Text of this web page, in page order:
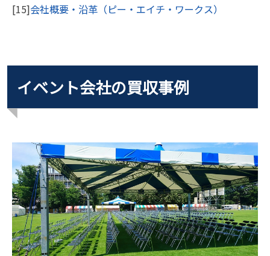
[15]会社概要・沿革（ピー・エイチ・ワークス）
イベント会社の買収事例